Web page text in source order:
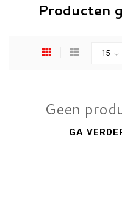
Producten
Geen
GA